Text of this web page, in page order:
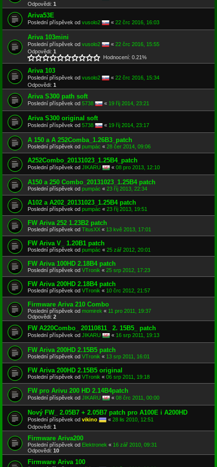
Odpovědi: 1
Ariva53E
Poslední příspěvek od vusolo2 « 22 črc 2016, 16:03
Ariva 103mini
Poslední příspěvek od vusolo2 « 22 črc 2016, 15:55
Odpovědi: 1
Hodnocení: 0.21%
Ariva 103
Poslední příspěvek od vusolo2 « 22 črc 2016, 15:34
Odpovědi: 1
Ariva S300 path soft
Poslední příspěvek od 5738 « 19 říj 2014, 23:21
Ariva S300 original soft
Poslední příspěvek od 5738 « 19 říj 2014, 23:17
A 150 a A 252Comba_1.26B3_patch
Poslední příspěvek od pumpác « 28 čer 2014, 09:06
A252Combo_20131023_1.25B4_patch
Poslední příspěvek od JIKARU « 08 pro 2013, 12:10
A150 a 250 Combo_20131023_1.25B4 patch
Poslední příspěvek od pumpác « 23 říj 2013, 22:34
A102 a A202_20131023_1.25B4 patch
Poslední příspěvek od pumpác « 23 říj 2013, 19:51
FW Ariva 252 1.23B2 patch
Poslední příspěvek od TitusXX « 13 kvě 2013, 17:01
FW Ariva V_ 1.20B1 patch
Poslední příspěvek od pumpác « 25 zář 2012, 20:01
FW Ariva 100HD 2.18B4 patch
Poslední příspěvek od VTronik « 25 srp 2012, 17:23
FW Ariva 200HD 2.18B4 patch
Poslední příspěvek od VTronik « 10 črc 2012, 21:57
Firmware Ariva 210 Combo
Poslední příspěvek od momirek « 11 pro 2011, 19:37
Odpovědi: 2
FW A220Combo_ 20110811_ 2. 15B5_ patch
Poslední příspěvek od JIKARU « 16 srp 2011, 19:13
FW Ariva 200HD 2.15B5 patch
Poslední příspěvek od VTronik « 13 srp 2011, 16:01
FW Ariva 200HD 2.15B5 original
Poslední příspěvek od VTronik « 06 srp 2011, 19:18
FW pro Arivu 200 HD 2.14B4patch
Poslední příspěvek od JIKARU « 08 črc 2011, 00:00
Nový FW_ 2.05B7 + 2.05B7 patch pro A100E i A200HD
Poslední příspěvek od vikino « 28 lis 2010, 12:51
Odpovědi: 1
Firmware Ariva200
Poslední příspěvek od Elektronek « 16 zář 2010, 09:31
Odpovědi: 10
Firmware Ariva 100